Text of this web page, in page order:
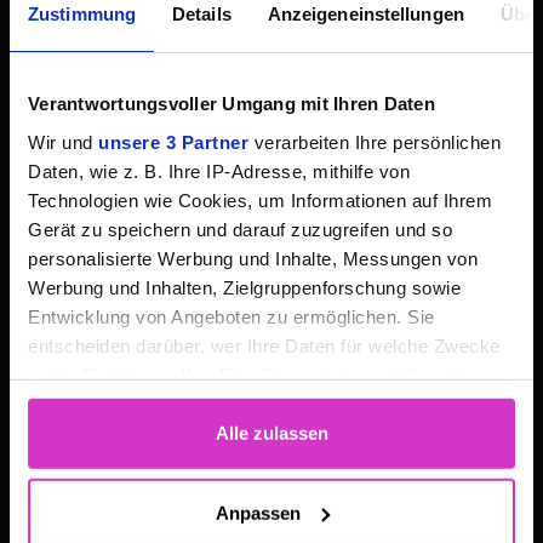
Zustimmung Details Anzeigeneinstellungen
Verantwortungsvoller Umgang mit Ihren Daten
Wir und unsere 3 Partner verarbeiten Ihre persönlichen
Daten, wie z. B. Ihre IP-Adresse, mithilfe von
Technologien wie Cookies, um Informationen auf Ihrem
Gerät zu speichern und darauf zuzugreifen und so
personalisierte Werbung und Inhalte, Messungen von
Werbung und Inhalten, Zielgruppenforschung sowie
Entwicklung von Angeboten zu ermöglichen. Sie
entscheiden darüber, wer Ihre Daten für welche Zwecke
Cookie-Erklärung oder durch Klicken auf das Privacy
Trigger Symbol ändern oder widerrufen
Informationen über Ihre geografische Lage
Alle zulassen
Anpassen
Videos
Knowledge Base
Downloads
Customer Support
FEATURES
Livestreaming
Audiostreaming
Webinar
Video-Analytics